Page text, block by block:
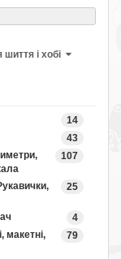
шиття і хобі
14
43
107
25
4
79
макетні,